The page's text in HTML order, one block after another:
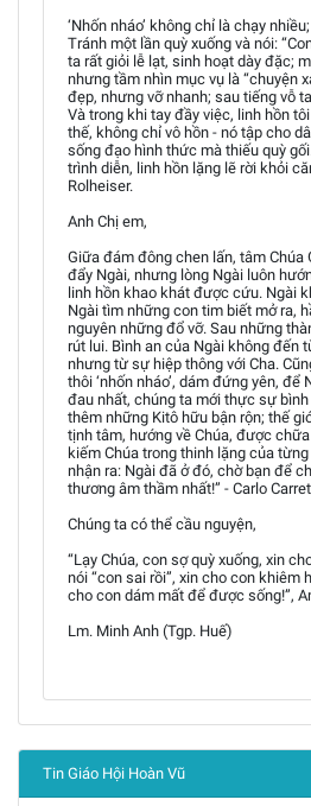
‘Nhốn nháo’ không chỉ là chạy
Tránh một lần quỳ xuống và nói:
ta rất giỏi lễ lạt, sinh hoạt dày đặc;
nhưng tầm nhìn mục vụ là “chuyện
đẹp, nhưng vỡ nhanh; sau tiếng vỗ
Và trong khi tay đầy việc, linh hồn tôi
thế, không chỉ vô hồn - nó tập cho
sống đạo hình thức mà thiếu quỳ
trình diễn, linh hồn lặng lẽ rời khỏi
Rolheiser.
Anh Chị em,
Giữa đám đông chen lấn, tâm Chúa
đẩy Ngài, nhưng lòng Ngài luôn
linh hồn khao khát được cứu. Ngài
Ngài tìm những con tim biết mở ra,
nguyên những đổ vỡ. Sau những
rút lui. Bình an của Ngài không đến
nhưng từ sự hiệp thông với Cha.
thôi ‘nhốn nháo’, dám đứng yên, để
đau nhất, chúng ta mới thực sự
thêm những Kitô hữu bận rộn; thế
tịnh tâm, hướng về Chúa, được
kiếm Chúa trong thinh lặng của
nhận ra: Ngài đã ở đó, chờ bạn để
thương âm thầm nhất!” - Carlo
Chúng ta có thể cầu nguyện,
“Lạy Chúa, con sợ quỳ xuống, xin
nói “con sai rồi”, xin cho con khiêm
cho con dám mất để được sống!”,
Lm. Minh Anh (Tgp. Huế)
Tin Giáo Hội Hoàn Vũ